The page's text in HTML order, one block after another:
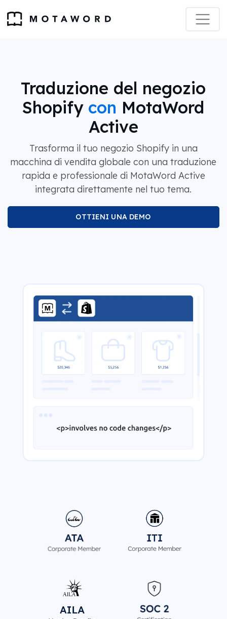
Traduzione del negozio
Shopify con MotaWord
Active
Trasforma il tuo negozio Shopify in una
macchina di vendita globale con una traduzione
rapida e professionale di MotaWord Active
integrata direttamente nel tuo tema.
OTTIENI UNA DEMO